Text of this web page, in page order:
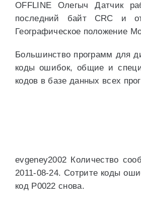
OFFLINE Олегыч Датчик
последний байт CRC и
Географическое положение
Большинство программ для
коды ошибок, общие и
кодов в базе данных всех
evgeney2002 Количество
2011-08-24. Сотрите коды
код P0022 снова.